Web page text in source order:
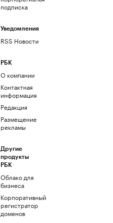
подписка
Уведомления
RSS Новости
РБК
О компании
Контактная
информация
Редакция
Размещение
рекламы
Другие
продукты
РБК
Облако для
бизнеса
Корпоративный
регистратор
доменов